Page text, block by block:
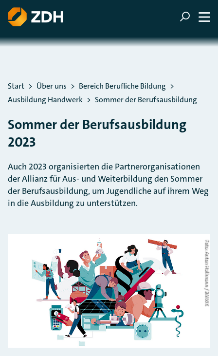
ZUM HAUPTINHALT SPRINGEN
ZUR SUCHE SPRINGEN
Sie befinden sich hier:
Start Über uns
Bereich Berufliche Bildung
Ausbildung Handwerk
Sommer der Berufsausbildung
Sommer der Berufsausbildung
2023
Auch 2023 organisierten die Partnerorganisationen
der Allianz für Aus- und Weiterbildung den Sommer
der Berufsausbildung, um Jugendliche auf ihrem Weg
in die Ausbildung zu unterstützen.
Foto: Anton Hallmann / BMWK